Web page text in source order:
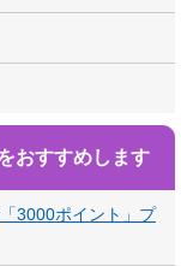
おすすめします
3000ポイント」プ